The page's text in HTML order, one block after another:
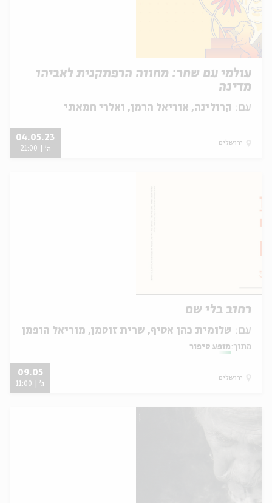
עולמי עם שחר: מחווה הרפתקנית לאביהו
מדינה
עם: קרולינה, אוריאל הרמן, ואלרי חמאתי
ירושלים
04.05.23
ה' | 21:00
רחוב בלי שם
עם:
מתוך: מופע סיפור
ירושלים
09.05
ג' | 11:00